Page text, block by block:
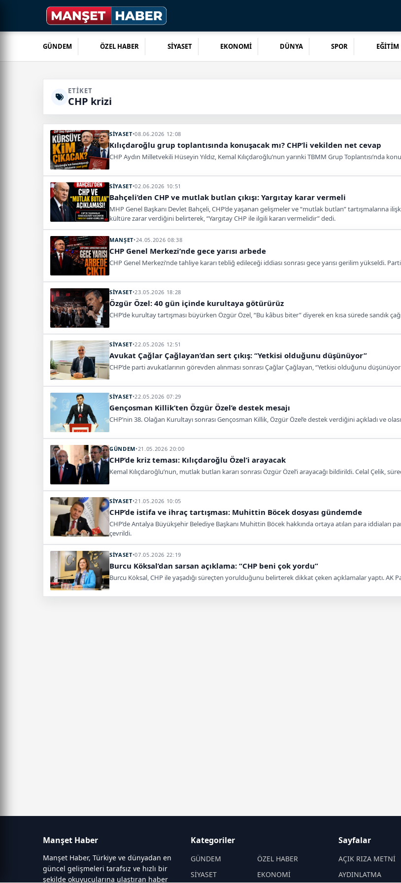
GÜNDEM ÖZEL HABER SİYASET EKONOMİ DÜNYA SPOR EĞİTİM
ETIKET
CHP krizi
SİYASET•08.06.2026 12:08
Kılıçdaroğlu grup toplantısında konuşacak mı? CHP’li vekilden net cevap
CHP Aydın Milletvekili Hüseyin Yıldız, Kemal Kılıçdaroğlu’nun yarınki TBMM Grup Toplantısı’nda
SİYASET•02.06.2026 10:51
Bahçeli’den CHP ve mutlak butlan çıkışı: Yargıtay karar vermeli
MHP Genel Başkanı Devlet Bahçeli, CHP’de yaşanan gelişmeler ve “mutlak butlan” tartışmalarına
kültüre zarar verdiğini belirterek, “Yargıtay CHP ile ilgili kararı vermelidir” dedi.
MANŞET•24.05.2026 08:38
CHP Genel Merkezi’nde gece yarısı arbede
CHP Genel Merkezi’nde tahliye kararı tebliğ edileceği iddiası sonrası gece yarısı gerilim yükseldi.
SİYASET•23.05.2026 18:28
Özgür Özel: 40 gün içinde kurultaya götürürüz
CHP’de kurultay tartışması büyürken Özgür Özel, “Bu kâbus biter” diyerek en kısa sürede sandık
SİYASET•22.05.2026 12:51
Avukat Çağlar Çağlayan’dan sert çıkış: “Yetkisi olduğunu düşünüyor”
CHP’de parti avukatlarının görevden alınması sonrası Çağlar Çağlayan, “Yetkisi olduğunu
SİYASET•22.05.2026 07:29
Gençosman Killik’ten Özgür Özel’e destek mesajı
CHP’nin 38. Olağan Kurultayı sonrası Gençosman Killik, Özgür Özel’e destek verdiğini açıkladı ve
GÜNDEM•21.05.2026 20:00
CHP’de kriz teması: Kılıçdaroğlu Özel’i arayacak
Kemal Kılıçdaroğlu’nun, mutlak butlan kararı sonrası Özgür Özel’i arayacağı bildirildi. Celal Çelik,
SİYASET•21.05.2026 10:05
CHP’de istifa ve ihraç tartışması: Muhittin Böcek dosyası gündemde
CHP’de Antalya Büyükşehir Belediye Başkanı Muhittin Böcek hakkında ortaya atılan para iddiaları
çevrildi.
SİYASET•07.05.2026 22:19
Burcu Köksal’dan sarsan açıklama: “CHP beni çok yordu”
Burcu Köksal, CHP ile yaşadığı süreçten yorulduğunu belirterek dikkat çeken açıklamalar yaptı. AK
Manşet Haber
Manşet Haber, Türkiye ve dünyadan en
güncel gelişmeleri tarafsız ve hızlı bir
şekilde okuyucularına ulaştıran haber
Kategoriler
GÜNDEM
ÖZEL HABER
SİYASET
EKONOMİ
Sayfalar
AÇIK RIZA METNİ
AYDINLATMA